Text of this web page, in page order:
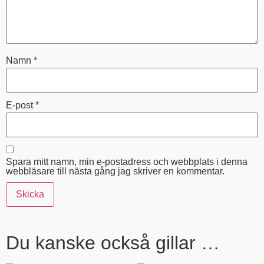
Namn *
E-post*
Spara mitt namn, min e-postadress och webbplats i denna
webbläsare till nästa gång jag skriver en kommentar.
Du kanske också gillar …